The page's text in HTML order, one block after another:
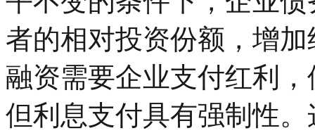
者的相对投资份额，增
融资需要企业支付红利
但利息支付具有强制性